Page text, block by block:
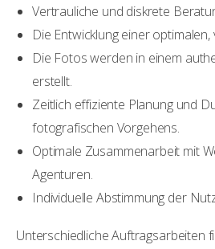
Vertrauliche und diskrete
Die Entwicklung einer optimalen,
Die Fotos werden in einem
erstellt.
Zeitlich effiziente Planung und
fotografischen Vorgehens.
Optimale Zusammenarbeit mit
Agenturen.
Individuelle Abstimmung der
Unterschiedliche Auftragsarbeiten